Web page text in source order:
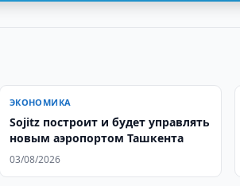
ЭКОНОМИКА
Sojitz построит и будет управлять
новым аэропортом Ташкента
03/08/2026